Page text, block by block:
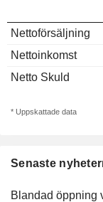
Senaste
Blandad öppning
Nettoförsäljning
Nettoinkomst
Netto Skuld
* Uppskattade data